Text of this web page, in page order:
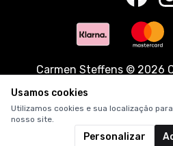
Carmen Steffens© 2026
Usamos cookies
Utilizamos cookies e sua localização
nosso site.
Personalizar